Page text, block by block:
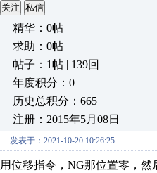
关注 私信
精华：0帖
求助：0帖
帖子：1帖 | 139回
年度积分：0
历史总积分：665
注册：2015年5月08日
发表于：2021-10-20 10:26:25
用位移指令，NG那位置零，然